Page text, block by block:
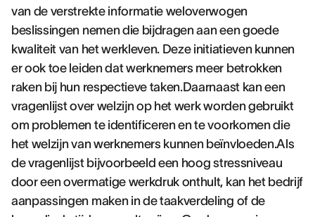
van de verstrekte informatie weloverwogen
beslissingen nemen die bijdragen aan een goede
kwaliteit van het werkleven. Deze initiatieven kunnen
er ook toe leiden dat werknemers meer betrokken
raken bij hun respectieve taken.Daarnaast kan een
vragenlijst over welzijn op het werk worden gebruikt
om problemen te identificeren en te voorkomen die
het welzijn van werknemers kunnen beïnvloeden.Als
de vragenlijst bijvoorbeeld een hoog stressniveau
door een overmatige werkdruk onthult, kan het bedrijf
aanpassingen maken in de taakverdeling of de